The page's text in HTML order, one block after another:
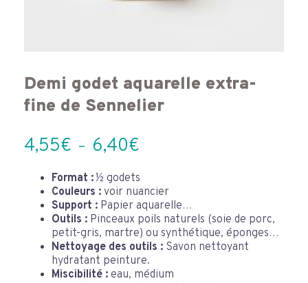
Demi godet aquarelle extra-
fine de Sennelier
4,55€ – 6,40€
prix :
4,55€
à
6,40€
Format : ½ godets
Couleurs : voir nuancier
Support : Papier aquarelle…
Outils : Pinceaux poils naturels (soie de porc,
petit-gris, martre) ou synthétique, éponges…
Nettoyage des outils : Savon nettoyant
hydratant peinture.
Miscibilité : eau, médium